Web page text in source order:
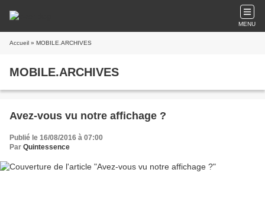
MENU
Accueil » MOBILE.ARCHIVES
MOBILE.ARCHIVES
Avez-vous vu notre affichage ?
Publié le 16/08/2016 à 07:00
Par Quintessence